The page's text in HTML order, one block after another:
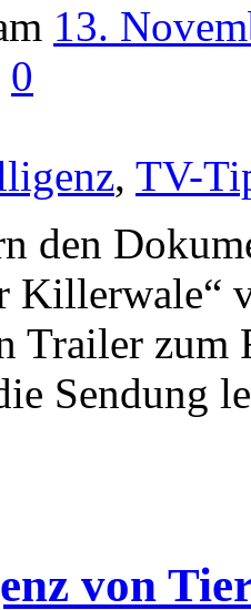
13.
0
, TV-
den
Killerwale“
Trailer zum
Sendung
von